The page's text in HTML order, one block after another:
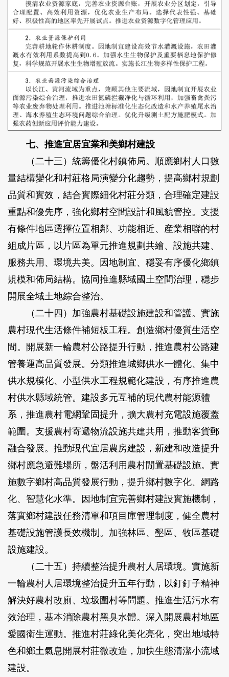
七、推進宜居宜業和美鄉村建設
（二十三）統籌優化村鎮佈局。 順應鄉村人口數
量結構變化和村莊格局演變分化趨勢，提高鄉村規劃
品質和實效，結合實際細化村莊分類，合理確定建設
重點和優先序，強化鄉村空間設計和風貌管控。支援
有條件地區選擇位置相鄰、功能相近、産業相聯的村
組成片區，以片區為單元推進規劃共繪、設施共建、
服務共用、環境共美。因地制宜、穩妥有序優化鄉鎮
規模和佈局結構。協同推進縣域國土空間治理，穩步
開展全域土地綜合整治。
（二十四）加強農村基礎設施建設和管護。 實施
農村現代生活條件補短板工程。創造鄉村優質生活空
間。開展新一輪農村公路提升行動，推進農村公路建
管養運高品質發展。分類推進城鄉供水一體化、集中
供水規模化、小型供水工程規範化建設，有序推進農
村供水縣域統管。建設多元互補的現代農村能源體
系，推進農村電網鞏固提升，擴大農村充電設施覆蓋
範圍。支援農村寄遞物流設施共建共用，推動客貨郵
融合發展。推動現代宜居農房建設，新建和改造提升
鄉村應急避難場所，盤活利用農村閒置基礎設施。實
施數字鄉村高品質發展行動，提升鄉村數字化、網路
化、智慧化水準。因地制宜完善鄉村建設實施機制，
落實鄉村建設任務清單和項目庫管理制度，健全農村
基礎設施管護長效機制。加強林區、墾區、牧區基礎
設施建設。
（二十五）持續整治提升農村人居環境。 實施新
一輪農村人居環境整治提升五年行動，以釘釘子精神
解決好農村改廁、垃圾圍村等問題。推進生活污水有
效治理，基本消除農村黑臭水體。深入開展農村地區
愛國衛生運動。推進村莊綠化美化亮化，突出地域特
色和鄉土氣息開展村莊微改造，加快生態清潔小流域
建設。